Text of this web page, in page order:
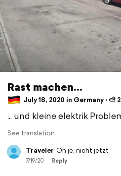
Rast machen...
July 18, 2020 in Germany ⋅ ⛅
... und kleine elektrik
See translation
Traveler Oh je, nicht jetzt
7/19/20 Reply